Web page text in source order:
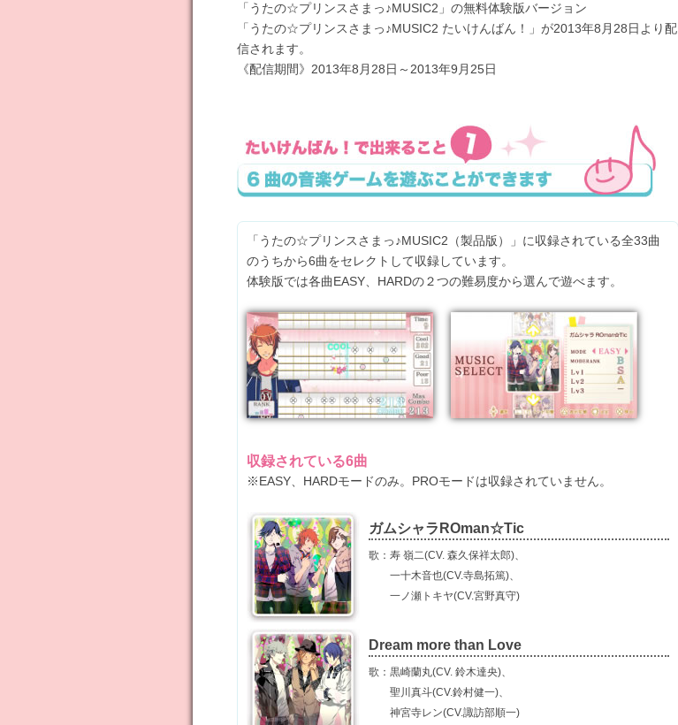
「うたの☆プリンスさまっ♪MUSIC2」の無料体験版バージョン
「うたの☆プリンスさまっ♪MUSIC2 たいけんばん！」が2013年8月28日より配
信されます。
《配信期間》2013年8月28日～2013年9月25日
「うたの☆プリンスさまっ♪MUSIC2（製品版）」に収録されている全33曲
のうちから6曲をセレクトして収録しています。
体験版では各曲EASY、HARDの２つの難易度から選んで遊べます。
収録されている6曲
※EASY、HARDモードのみ。PROモードは収録されていません。
ガムシャラROman☆Tic
歌：寿 嶺二(CV. 森久保祥太郎)、
一十木音也(CV.寺島拓篤)、
一ノ瀬トキヤ(CV.宮野真守)
Dream more than Love
歌：黒崎蘭丸(CV. 鈴木達央)、
聖川真斗(CV.鈴村健一)、
神宮寺レン(CV.諏訪部順一)